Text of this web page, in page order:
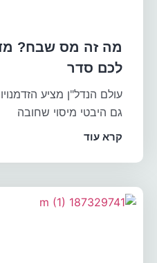
מה זה מס שבח?
לכם סדר
עולם הנדל"ן מציע
גם היבטי מיסוי שחובה
קרא עוד